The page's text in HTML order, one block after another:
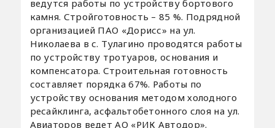
ведутся работы по устройству бортового
камня. Стройготовность – 85 %. Подрядной
организацией ПАО «Дорисс» на ул.
Николаева в с. Тулагино проводятся работы
по устройству тротуаров, основания и
компенсатора. Строительная готовность
составляет порядка 67%. Работы по
устройству основания методом холодного
ресайклинга, асфальтобетонного слоя на ул.
Авиаторов ведет АО «РИК Автодор».